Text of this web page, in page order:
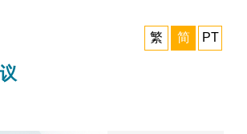
繁 简 PT